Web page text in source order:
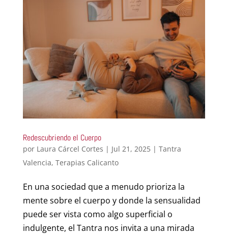
Redescubriendo el Cuerpo
por Laura Cárcel Cortes | Jul 21, 2025| Tantra
Valencia, Terapias Calicanto
En una sociedad que a menudo prioriza la
mente sobre el cuerpo y donde la sensualidad
puede ser vista como algo superficial o
indulgente, el Tantra nos invita a una mirada